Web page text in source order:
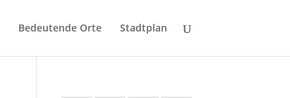
Bedeutende Orte Stadtplan